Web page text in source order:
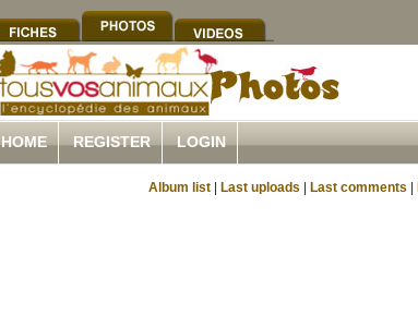
HOME REGISTER LOGIN
Album list Last uploads Last comments